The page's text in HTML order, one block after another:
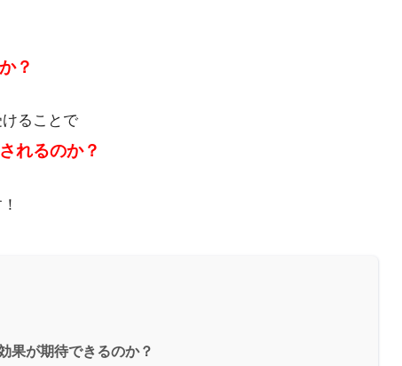
？
ることで
れるのか？
果が期待できるのか？